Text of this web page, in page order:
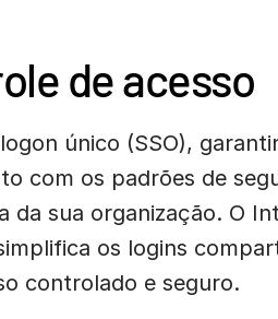
de acesso
único (SSO),
com os padrões de
da sua organização. O
os logins
controlado e seguro.